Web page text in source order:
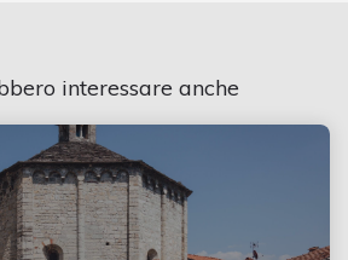
interessare anche